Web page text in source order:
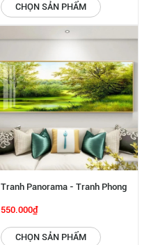
CHỌN SẢN PHẨM
Tranh Panorama - Tranh Phong
Cảnh SGP 6142271
550.000₫
CHỌN SẢN PHẨM